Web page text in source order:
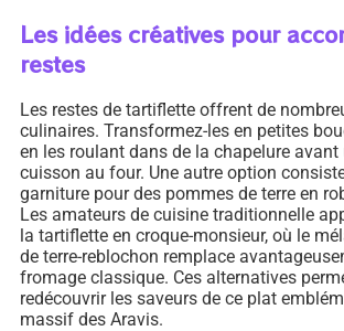
Les idées créatives pour
restes
Les restes de tartiflette offrent de
culinaires. Transformez-les en petites
en les roulant dans de la chapelure avant
cuisson au four. Une autre option
garniture pour des pommes de terre en
Les amateurs de cuisine traditionnelle
la tartiflette en croque-monsieur, où le
de terre-reblochon remplace
fromage classique. Ces alternatives
redécouvrir les saveurs de ce plat
massif des Aravis.